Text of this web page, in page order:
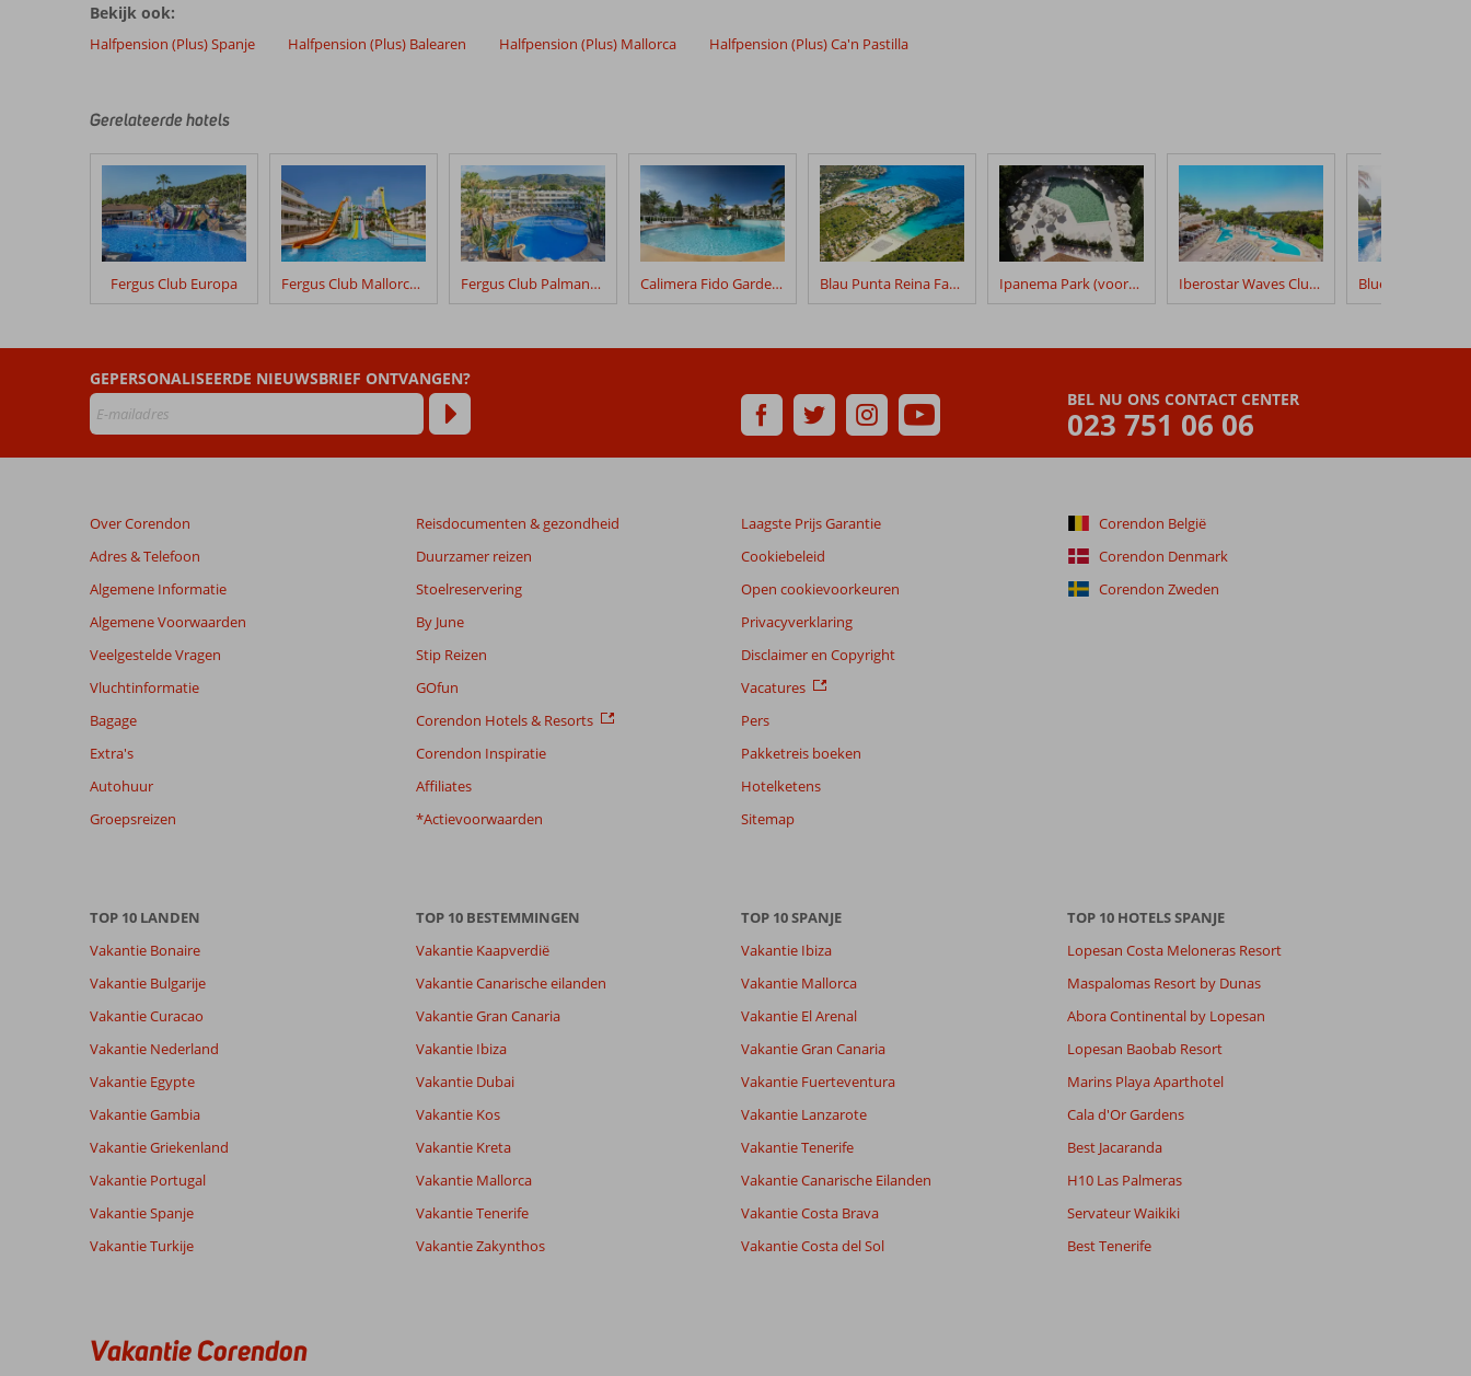
door
onze
klanten
hun
in
Alua
Linda
Mallorca
Beoordelingen
die
zijn
dan
48
maanden
worden
niet
om
de
van
de
beoordelingen
te
beoordelingen.
Bekijk ook:
Halfpension (Plus) Spanje Halfpension (Plus) Balearen Halfpension (Plus) Mallorca Halfpension (Plus) Ca'n Pastilla
Gerelateerde hotels
Fergus Club Europa Fergus Club Mallorca Waterpark Fergus Club Palmanova Park Calimera Fido Gardens Blau Punta Reina Family Resort Ipanema Park (voorheen Ipanema Park & Beach) Iberostar Waves Club Cala Barca Bluesea Club
BEL NU ONS CONTACT CENTER
023 751 06 06
GEPERSONALISEERDE NIEUWSBRIEF ONTVANGEN?
Over Corendon
Adres & Telefoon
Algemene Informatie
Algemene Voorwaarden
Veelgestelde Vragen
Vluchtinformatie
Bagage
Extra's
Autohuur
Groepsreizen
Reisdocumenten & gezondheid
Duurzamer reizen
Stoelreservering
By June
Stip Reizen
GOfun
Corendon Hotels & Resorts
Corendon Inspiratie
Affiliates
*Actievoorwaarden
Laagste Prijs Garantie
Cookiebeleid
Open cookievoorkeuren
Privacyverklaring
Disclaimer en Copyright
Vacatures
Pers
Pakketreis boeken
Hotelketens
Sitemap
Corendon België
Corendon Denmark
Corendon Zweden
TOP 10 LANDEN
Vakantie Bonaire
Vakantie Bulgarije
Vakantie Curacao
Vakantie Nederland
Vakantie Egypte
Vakantie Gambia
Vakantie Griekenland
Vakantie Portugal
Vakantie Spanje
Vakantie Turkije
TOP 10 BESTEMMINGEN
Vakantie Kaapverdië
Vakantie Canarische eilanden
Vakantie Gran Canaria
Vakantie Ibiza
Vakantie Dubai
Vakantie Kos
Vakantie Kreta
Vakantie Mallorca
Vakantie Tenerife
Vakantie Zakynthos
TOP 10 SPANJE
Vakantie Ibiza
Vakantie Mallorca
Vakantie El Arenal
Vakantie Gran Canaria
Vakantie Fuerteventura
Vakantie Lanzarote
Vakantie Tenerife
Vakantie Canarische Eilanden
Vakantie Costa Brava
Vakantie Costa del Sol
TOP 10 HOTELS SPANJE
Lopesan Costa Meloneras Resort
Maspalomas Resort by Dunas
Abora Continental by Lopesan
Lopesan Baobab Resort
Marins Playa Aparthotel
Cala d'Or Gardens
Best Jacaranda
H10 Las Palmeras
Servateur Waikiki
Best Tenerife
Vakantie Corendon